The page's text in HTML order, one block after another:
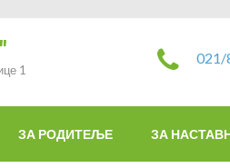
1
021/
ЗА РОДИТЕЉЕ ЗА